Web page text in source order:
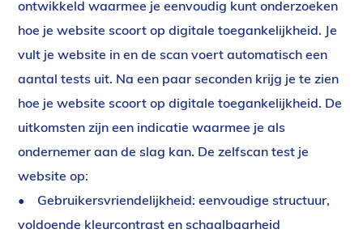
link)
ontwikkeld waarmee je eenvoudig kunt onderzoeken
hoe je website scoort op digitale toegankelijkheid. Je
vult je website in en de scan voert automatisch een
aantal tests uit. Na een paar seconden krijg je te zien
hoe je website scoort op digitale toegankelijkheid. De
uitkomsten zijn een indicatie waarmee je als
ondernemer aan de slag kan. De zelfscan test je
website op:
• Gebruikersvriendelijkheid: eenvoudige structuur,
voldoende kleurcontrast en schaalbaarheid